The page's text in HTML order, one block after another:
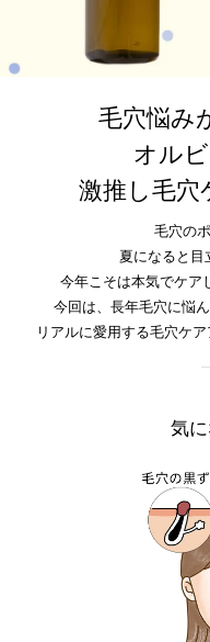
毛穴悩み
オル
激推し毛穴
毛穴の
夏になると目
今年こそは本気でケア
今回は、長年毛穴に悩
リアルに愛用する毛穴ケ
気